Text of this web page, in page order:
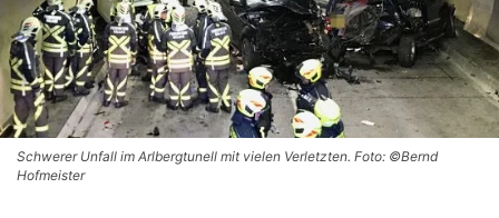
Schwerer Unfall im Arlbergtunell mit vielen Verletzten. Foto: ©Bernd
Hofmeister